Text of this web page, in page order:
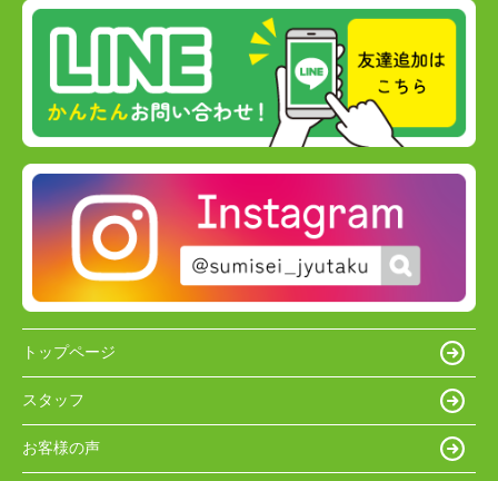
トップページ
スタッフ
お客様の声